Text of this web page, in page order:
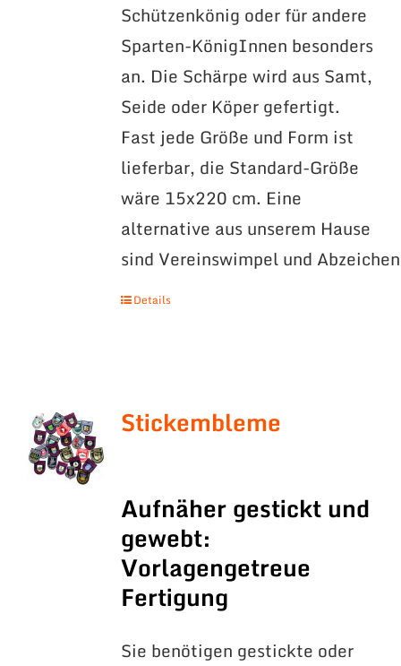
Schützenkönig oder für andere
Sparten-KönigInnen besonders
an. Die Schärpe wird aus Samt,
Seide oder Köper gefertigt.
Fast jede Größe und Form ist
lieferbar, die Standard-Größe
wäre 15x220 cm. Eine
alternative aus unserem Hause
sind Vereinswimpel und
Details
Stickembleme
Aufnäher gestickt und
gewebt:
Vorlagengetreue
Fertigung
Sie benötigen gestickte oder